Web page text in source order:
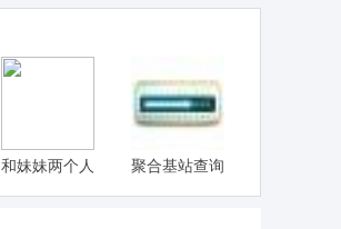
和妹妹两个人
看家安卓汉化
聚合基站查询